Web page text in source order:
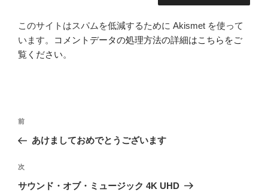
このサイトはスパムを低減するために Akismet を使って
います。
コメントデータの処理方法の詳細はこちらをご
覧ください。
投
ナ
ビ
ゲ
前
の
稿
前
あけましておめでとうございます
次
の
次
サウンド・オブ・ミュージック 4K UHD